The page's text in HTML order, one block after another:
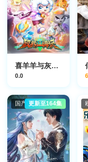
喜羊羊与灰太狼之破界山海诀
0.0
国产动漫更新至164集